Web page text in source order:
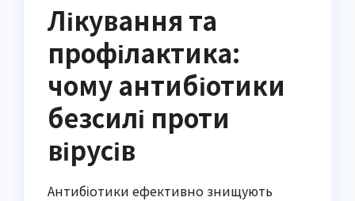
Лікування та
профілактика:
чому антибіотики
безсилі проти
вірусів
Антибіотики ефективно знищують